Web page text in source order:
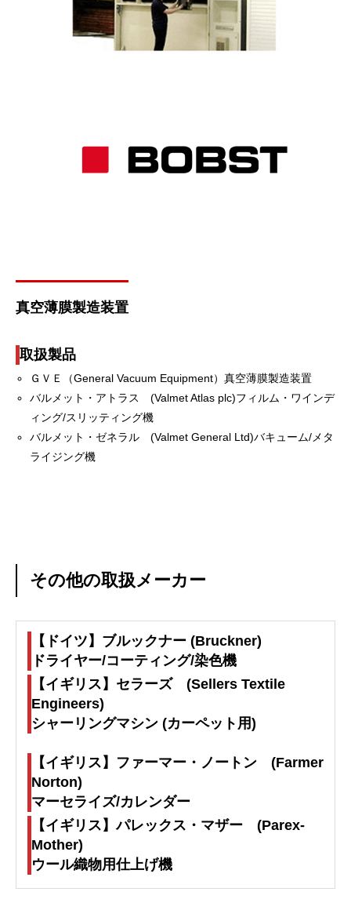
真空薄膜製造装置
取扱製品
ＧＶＥ（General Vacuum Equipment）真空薄膜製造装置
バルメット・アトラス (Valmet Atlas plc)フィルム・ワインデ
ィング/スリッティング機
バルメット・ゼネラル (Valmet General Ltd)バキューム/メタ
ライジング機
その他の取扱メーカー
【ドイツ】ブルックナー (Bruckner)
ドライヤー/コーティング/染色機
【イギリス】セラーズ (Sellers Textile
Engineers)
シャーリングマシン (カーペット用)
【イギリス】ファーマー・ノートン (Farmer
Norton)
マーセライズ/カレンダー
【イギリス】パレックス・マザー (Parex-
Mother)
ウール織物用仕上げ機